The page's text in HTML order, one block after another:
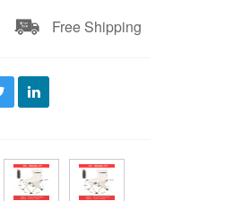
Free Shipping